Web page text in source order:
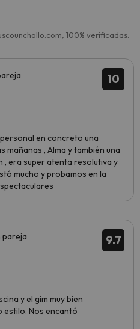
100% verificadas.
10
en concreto una
mañanas , Alma y también una
, era super atenta resolutiva y
mucho y probamos en la
9.7
pareja
y el gim muy bien
estilo. Nos encantó